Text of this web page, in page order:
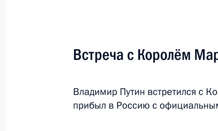
Подписан закон о ратификации
Встреча с Королём
Владимир Путин встретился с
прибыл в Россию с